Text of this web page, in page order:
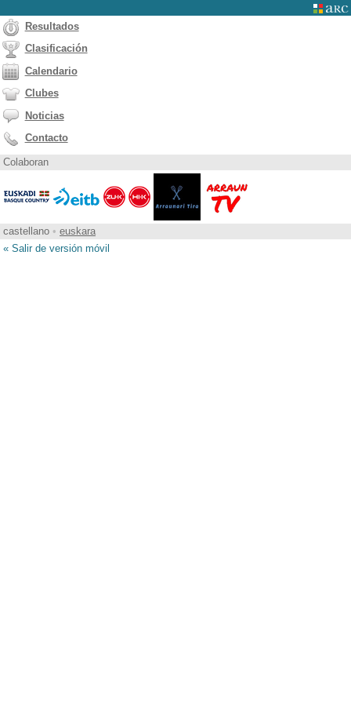
Resultados
Clasificación
Calendario
Clubes
Noticias
Contacto
Colaboran
castellano • euskara
« Salir de versión móvil